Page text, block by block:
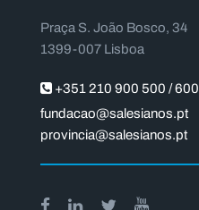
Praça S. João Bosco, 34
1399-007 Lisboa
+351 210 900 500 / 600
fundacao@salesianos.pt
provincia@salesianos.pt